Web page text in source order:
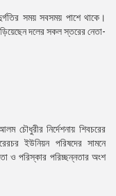
সময় সবসময় পাশে থাকে।
দলের সকল স্তরের নেতা-
চৌধুরীর নির্দেশনায় শিবচরের
ইউনিয়ন পরিষদের সামনে
ও পরিস্কার পরিচ্ছন্নতার অংশ